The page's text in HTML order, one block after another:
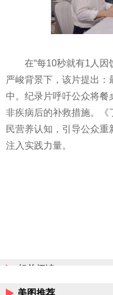
在“每10秒就有1人因
严峻背景下，该片提出：
中。纪录片呼吁公众将餐
非疾病后的补救措施。《
民营养认知，引导公众重
注入实践力量。
相关阅读
美图推荐